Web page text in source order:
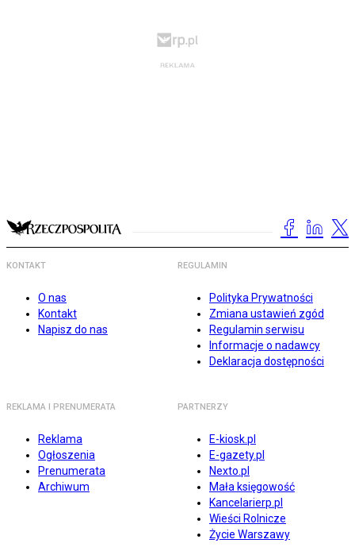
KONTAKT
O nas
Kontakt
Napisz do nas
REGULAMIN
Polityka Prywatności
Zmiana ustawień zgód
Regulamin serwisu
Informacje o nadawcy
Deklaracja dostępności
REKLAMA I PRENUMERATA
Reklama
Ogłoszenia
Prenumerata
Archiwum
PARTNERZY
E-kiosk.pl
E-gazety.pl
Nexto.pl
Mała księgowość
Kancelarierp.pl
Wieści Rolnicze
Życie Warszawy